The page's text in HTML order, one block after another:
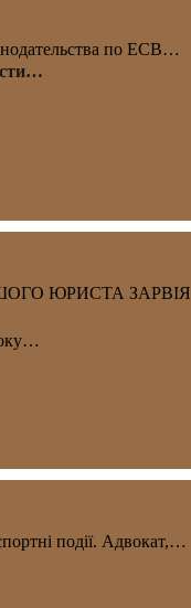
по ЕСВ…
ЮРИСТА ЗАРВІЯ
події. Адвокат,…